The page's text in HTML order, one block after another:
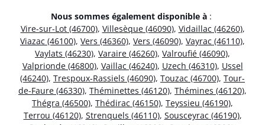
Nous sommes également disponible à :
Vire-sur-Lot (46700), Villesèque (46090), Vidaillac (46260),
Viazac (46100), Vers (46360), Vers (46090), Vayrac (46110),
Vaylats (46230), Varaire (46260), Valroufié (46090),
Valprionde (46800), Vaillac (46240), Uzech (46310), Ussel
(46240), Trespoux-Rassiels (46090), Touzac (46700), Tour-
de-Faure (46330), Théminettes (46120), Thémines (46120),
Thégra (46500), Thédirac (46150), Teyssieu (46190),
Terrou (46120), Strenquels (46110), Sousceyrac (46190),